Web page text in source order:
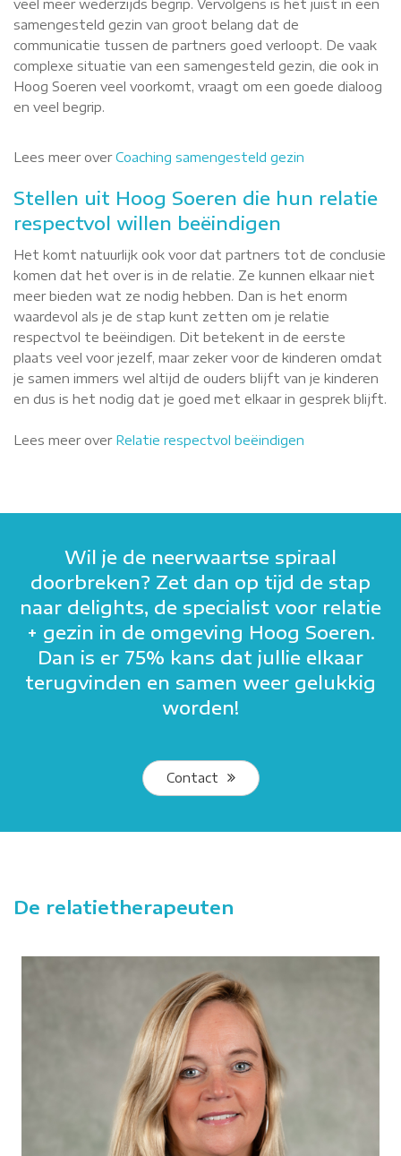
veel meer wederzijds begrip. Vervolgens is het juist in een
samengesteld gezin van groot belang dat de
communicatie tussen de partners goed verloopt. De vaak
complexe situatie van een samengesteld gezin, die ook in
Hoog Soeren veel voorkomt, vraagt om een goede dialoog
en veel begrip.
Lees meer overCoaching samengesteld gezin
Stellen uit Hoog Soeren die hun relatie
respectvol willen beëindigen
Het komt natuurlijk ook voor dat partners tot de conclusie
komen dat het over is in de relatie. Ze kunnen elkaar niet
meer bieden wat ze nodig hebben. Dan is het enorm
waardevol als je de stap kunt zetten om je relatie
respectvol te beëindigen. Dit betekent in de eerste
plaats veel voor jezelf, maar zeker voor de kinderen omdat
je samen immers wel altijd de ouders blijft van je kinderen
en dus is het nodig dat je goed met elkaar in gesprek blijft.
Lees meer over Relatie respectvol beëindigen
Wil je de neerwaartse spiraal
doorbreken? Zet dan op tijd de stap
naar delights, de specialist voor relatie
+ gezin in de omgeving Hoog Soeren.
Dan is er 75% kans dat jullie elkaar
terugvinden en samen weer gelukkig
worden!
Contact
De relatietherapeuten